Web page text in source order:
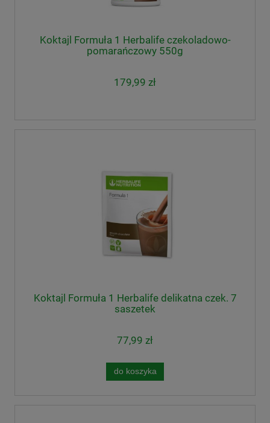
Koktajl Formuła 1 Herbalife czekoladowo-
pomarańczowy 550g
179,99 zł
Koktajl Formuła 1 Herbalife delikatna czek. 7
saszetek
77,99 zł
do koszyka